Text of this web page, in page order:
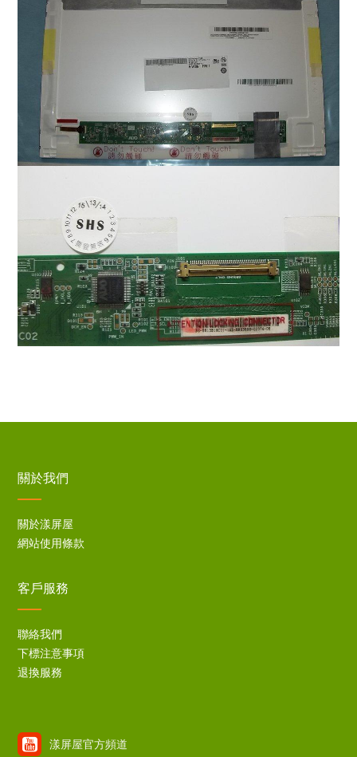
關於我們
關於漾屏屋
網站使用條款
客戶服務
聯絡我們
下標注意事項
退換服務
漾屏屋官方頻道